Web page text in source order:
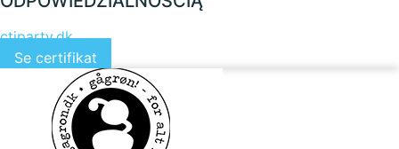
ctiparty.dk
Se certifikat